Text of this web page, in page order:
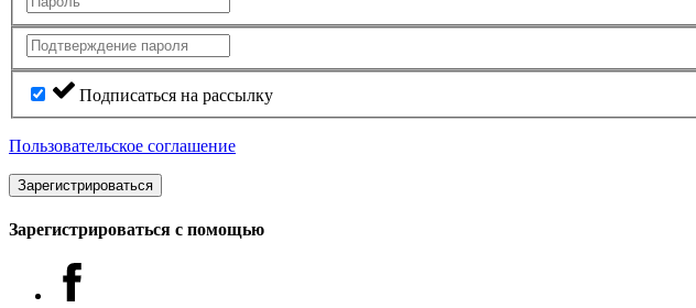
Подписаться на рассылку
Пользовательское соглашение
Зарегистрироваться
Зарегистрироваться с помощью